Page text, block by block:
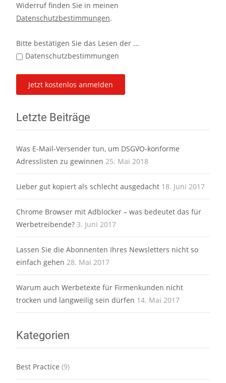
Widerruf finden Sie in meinen
Datenschutzbestimmungen.
Bitte bestätigen Sie das Lesen der ...
Datenschutzbestimmungen
Letzte Beiträge
Was E-Mail-Versender tun, um DSGVO-konforme
Adresslisten zu gewinnen 25. Mai 2018
Lieber gut kopiert als schlecht ausgedacht 18. Juni 2017
Chrome Browser mit Adblocker – was bedeutet das für
Werbetreibende? 3. Juni 2017
Lassen Sie die Abonnenten Ihres Newsletters nicht so
einfach gehen 28. Mai 2017
Warum auch Werbetexte für Firmenkunden nicht
trocken und langweilig sein dürfen 14. Mai 2017
Kategorien
Best Practice (9)